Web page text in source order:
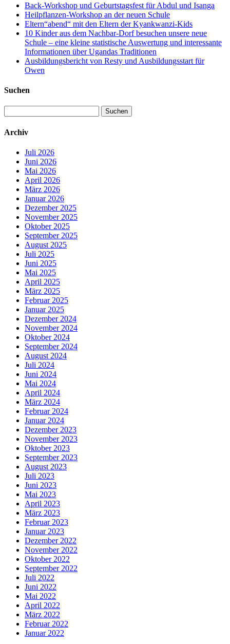
Back-Workshop und Geburtstagsfest für Abdul und Isanga
Heilpflanzen-Workshop an der neuen Schule
Eltern“abend“ mit den Eltern der Kyankwanzi-Kids
10 Kinder aus dem Nachbar-Dorf besuchen unsere neue
Schule – eine kleine statistische Auswertung und interessante
Informationen über Ugandas Traditionen
Ausbildungsbericht von Resty und Ausbildungsstart für
Owen
Suchen
nach:
Archiv
Juli 2026
Juni 2026
Mai 2026
April 2026
März 2026
Januar 2026
Dezember 2025
November 2025
Oktober 2025
September 2025
August 2025
Juli 2025
Juni 2025
Mai 2025
April 2025
März 2025
Februar 2025
Januar 2025
Dezember 2024
November 2024
Oktober 2024
September 2024
August 2024
Juli 2024
Juni 2024
Mai 2024
April 2024
März 2024
Februar 2024
Januar 2024
Dezember 2023
November 2023
Oktober 2023
September 2023
August 2023
Juli 2023
Juni 2023
Mai 2023
April 2023
März 2023
Februar 2023
Januar 2023
Dezember 2022
November 2022
Oktober 2022
September 2022
Juli 2022
Juni 2022
Mai 2022
April 2022
März 2022
Februar 2022
Januar 2022